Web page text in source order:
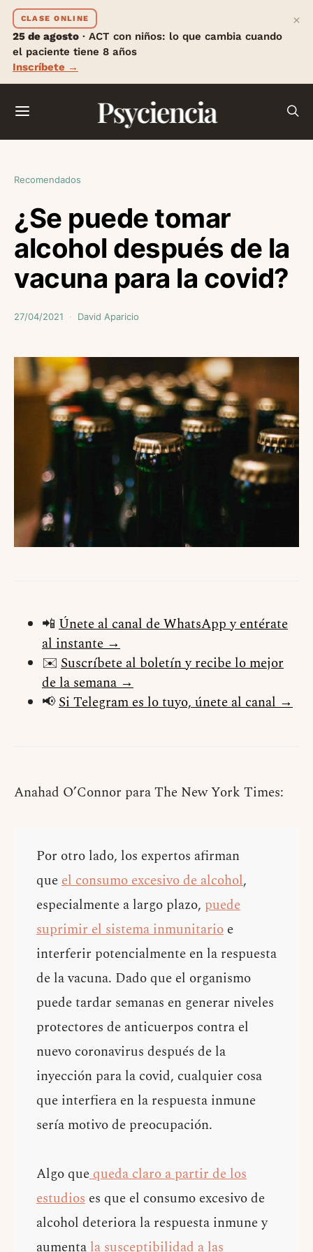
CLASE ONLINE
25 de agosto · ACT con niños: lo que cambia cuando
el paciente tiene 8 años
Inscríbete →
×
Psyciencia
Recomendados
¿Se puede tomar
alcohol después de la
vacuna para la covid?
27/04/2021 David Aparicio
📲 Únete al canal de WhatsApp y entérate
al instante →
✉️ Suscríbete al boletín y recibe lo mejor
de la semana →
📢Si Telegram es lo tuyo, únete al canal →
Anahad O’Connor para The New York Times:
Por otro lado, los expertos afirman
queel consumo excesivo de alcohol,
especialmente a largo plazo, puede
suprimir el sistema inmunitario e
interferir potencialmente en la respuesta
de la vacuna. Dado que el organismo
puede tardar semanas en generar niveles
protectores de anticuerpos contra el
nuevo coronavirus después de la
inyección para la covid, cualquier cosa
que interfiera en la respuesta inmune
sería motivo de preocupación.
Algo quequeda claro a partir de los
estudios es que el consumo excesivo de
alcohol deteriora la respuesta inmune y
aumenta la susceptibilidad a las